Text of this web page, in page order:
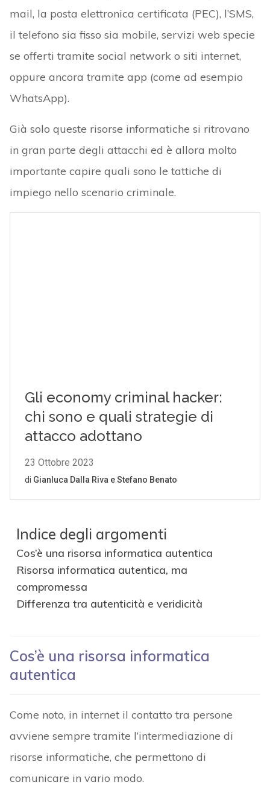
mail, la posta elettronica certificata (PEC), l’SMS,
il telefono sia fisso sia mobile, servizi web specie
se offerti tramite social network o siti internet,
oppure ancora tramite app (come ad esempio
WhatsApp).
Già solo queste risorse informatiche si ritrovano
in gran parte degli attacchi ed è allora molto
importante capire quali sono le tattiche di
impiego nello scenario criminale.
Indice degli argomenti
Cos’è una risorsa informatica autentica
Risorsa informatica autentica, ma
compromessa
Differenza tra autenticità e veridicità
Cos’è una risorsa informatica
autentica
Come noto, in internet il contatto tra persone
avviene sempre tramite l’intermediazione di
risorse informatiche, che permettono di
comunicare in vario modo.